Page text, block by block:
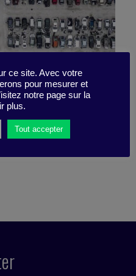
et ainsi se
ce site. Avec votre
pour mesurer et
notre page sur la
plus.
Tout accepter